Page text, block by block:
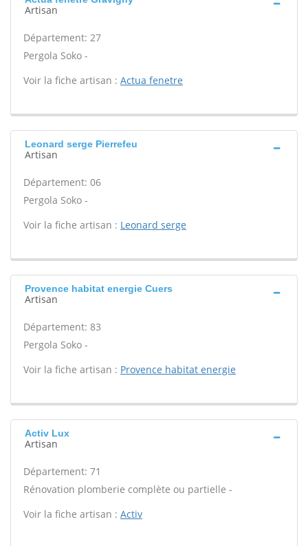
Artisan
Département: 27
Pergola Soko -
Voir la fiche artisan : Actua fenetre
Leonard serge Pierrefeu
Artisan
Département: 06
Pergola Soko -
Voir la fiche artisan : Leonard serge
Provence habitat energie Cuers
Artisan
Département: 83
Pergola Soko -
Voir la fiche artisan : Provence habitat energie
Activ Lux
Artisan
Département: 71
Rénovation plomberie complète ou partielle -
Voir la fiche artisan : Activ